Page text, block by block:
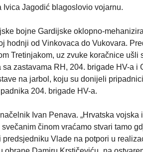
Jagodić blagoslovio vojarnu.
bojne Gardijske oklopno-
hodnji od Vinkovaca do Vukovara.
Tretinjakom, uz zvuke koračnice ušli
zastavama RH, 204. brigade HV-a i
na jarbol, koju su donijeli
204. brigade HV-a.
Ivan Penava. „Hrvatska vojska
činom vraćamo stvari tamo
Vlade na potpori u